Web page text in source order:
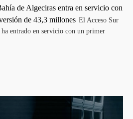
de Algeciras entra en servicio con
de 43,3 millones El Acceso Sur
entrado en servicio con un primer